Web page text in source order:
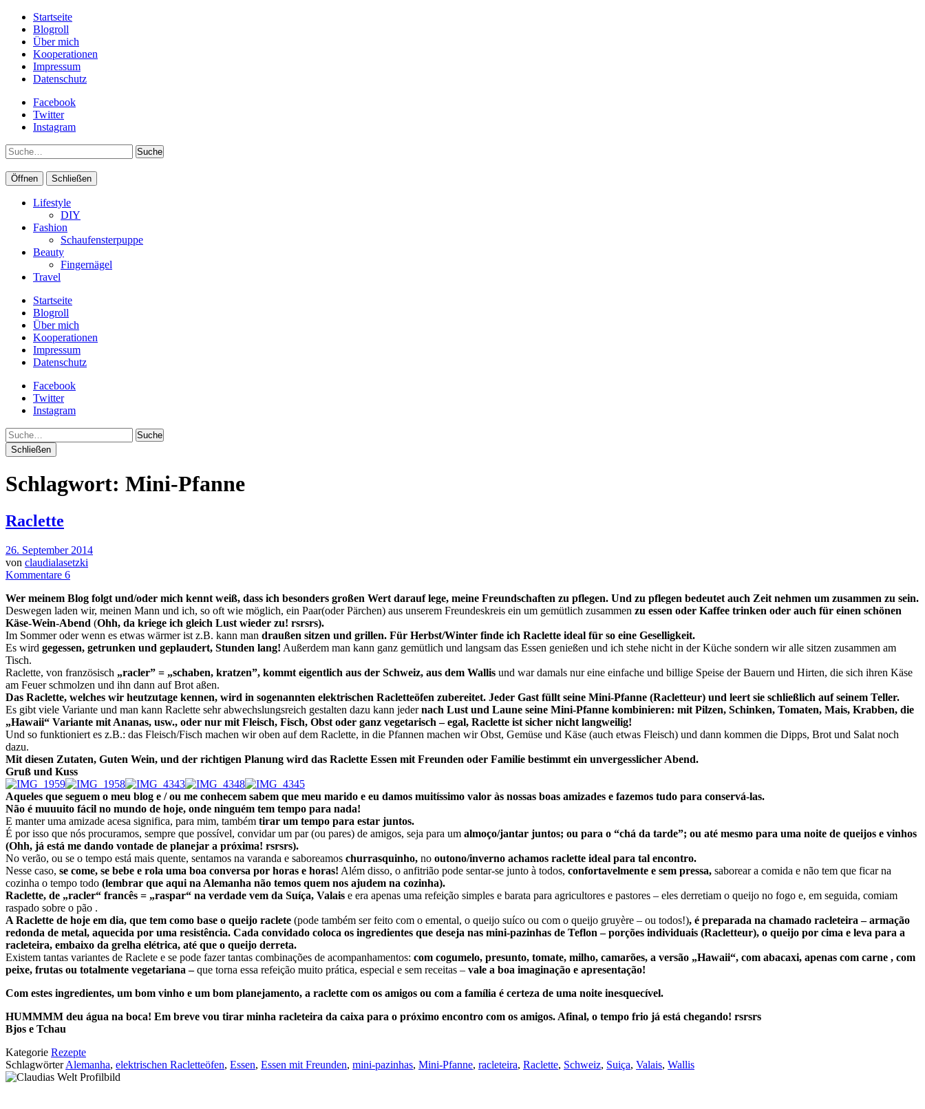
Startseite
Blogroll
Über mich
Kooperationen
Impressum
Datenschutz
Facebook
Twitter
Instagram
Suche
Öffnen Schließen
Lifestyle
DIY
Fashion
Schaufensterpuppe
Beauty
Fingernägel
Travel
Startseite
Blogroll
Über mich
Kooperationen
Impressum
Datenschutz
Facebook
Twitter
Instagram
Suche
Schließen
Schlagwort: Mini-Pfanne
Raclette
26. September 2014
von claudialasetzki
Kommentare 6
Wer meinem Blog folgt und/oder mich kennt weiß, dass ich besonders großen Wert darauf lege, meine Freundschaften zu pflegen. Und zu pflegen bedeutet auch Zeit nehmen um zusammen zu sein.
Deswegen laden wir, meinen Mann und ich, so oft wie möglich, ein Paar(oder Pärchen) aus unserem Freundeskreis ein um gemütlich zusammen zu essen oder Kaffee trinken oder auch für einen schönen
Käse-Wein-Abend (Ohh, da kriege ich gleich Lust wieder zu! rsrsrs).
Im Sommer oder wenn es etwas wärmer ist z.B. kann man draußen sitzen und grillen. Für Herbst/Winter finde ich Raclette ideal für so eine Geselligkeit.
Es wird gegessen, getrunken und geplaudert, Stunden lang! Außerdem man kann ganz gemütlich und langsam das Essen genießen und ich stehe nicht in der Küche sondern wir alle sitzen zusammen am
Tisch.
Raclette, von französisch „racler” = „schaben, kratzen”, kommt eigentlich aus der Schweiz, aus dem Wallis und war damals nur eine einfache und billige Speise der Bauern und Hirten, die sich ihren Käse
am Feuer schmolzen und ihn dann auf Brot aßen.
Das Raclette, welches wir heutzutage kennen, wird in sogenannten elektrischen Racletteöfen zubereitet. Jeder Gast füllt seine Mini-Pfanne (Racletteur) und leert sie schließlich auf seinem Teller.
Es gibt viele Variante und man kann Raclette sehr abwechslungsreich gestalten dazu kann jedernach Lust und Laune seine Mini-Pfanne kombinieren: mit Pilzen, Schinken, Tomaten, Mais, Krabben, die
„Hawaii“ Variante mit Ananas, usw., oder nur mit Fleisch, Fisch, Obst oder ganz vegetarisch – egal, Raclette ist sicher nicht langweilig!
Und so funktioniert es z.B.: das Fleisch/Fisch machen wir oben auf dem Raclette, in die Pfannen machen wir Obst, Gemüse und Käse (auch etwas Fleisch) und dann kommen die Dipps, Brot und Salat noch
dazu.
Mit diesen Zutaten, Guten Wein, und der richtigen Planung wird das Raclette Essen mit Freunden oder Familie bestimmt ein unvergesslicher Abend.
Gruß und Kuss
Aqueles que seguem o meu blog e / ou me conhecem sabem que meu marido e eu damos muitíssimo valor às nossas boas amizades e fazemos tudo para conservá-las.
Não é muuuito fácil no mundo de hoje, onde ninguém tem tempo para nada!
E manter uma amizade acesa significa, para mim, também tirar um tempo para estar juntos.
É por isso que nós procuramos, sempre que possível, convidar um par (ou pares) de amigos, seja para um almoço/jantar juntos; ou para o “chá da tarde”; ou até mesmo para uma noite de queijos e vinhos
(Ohh, já está me dando vontade de planejar a próxima! rsrsrs).
No verão, ou se o tempo está mais quente, sentamos na varanda e saboreamos churrasquinho, no outono/inverno achamos raclette ideal para tal encontro.
Nesse caso, se come, se bebe e rola uma boa conversa por horas e horas! Além disso, o anfitrião pode sentar-se junto à todos, confortavelmente e sem pressa, saborear a comida e não tem que ficar na
cozinha o tempo todo (lembrar que aqui na Alemanha não temos quem nos ajudem na cozinha).
Raclette, de „racler“ francês = „raspar“ na verdade vem da Suíça, Valais e era apenas uma refeição simples e barata para agricultores e pastores – eles derretiam o queijo no fogo e, em seguida, comiam
raspado sobre o pão .
A Raclette de hoje em dia, que tem como base o queijo raclete (pode também ser feito com o emental, o queijo suíco ou com o queijo gruyère – ou todos!), é preparada na chamado racleteira – armação
redonda de metal, aquecida por uma resistência. Cada convidado coloca os ingredientes que deseja nas mini-pazinhas de Teflon – porções individuais (Racletteur), o queijo por cima e leva para a
racleteira, embaixo da grelha elétrica, até que o queijo derreta.
Existem tantas variantes de Raclete e se pode fazer tantas combinações de acompanhamentos: com cogumelo, presunto, tomate, milho, camarões, a versão „Hawaii“, com abacaxi, apenas com carne , com
peixe, frutas ou totalmente vegetariana –que torna essa refeição muito prática, especial e sem receitas – vale a boa imaginação e apresentação!
Com estes ingredientes, um bom vinho e um bom planejamento, a raclette com os amigos ou com a família é certeza de uma noite inesquecível.
HUMMMM deu água na boca! Em breve vou tirar minha racleteira da caixa para o próximo encontro com os amigos. Afinal, o tempo frio já está chegando! rsrsrs
Bjos e Tchau
Kategorie Rezepte
SchlagwörterAlemanha, elektrischen Racletteöfen, Essen, Essen mit Freunden, mini-pazinhas, Mini-Pfanne, racleteira, Raclette, Schweiz, Suiça, Valais, Wallis